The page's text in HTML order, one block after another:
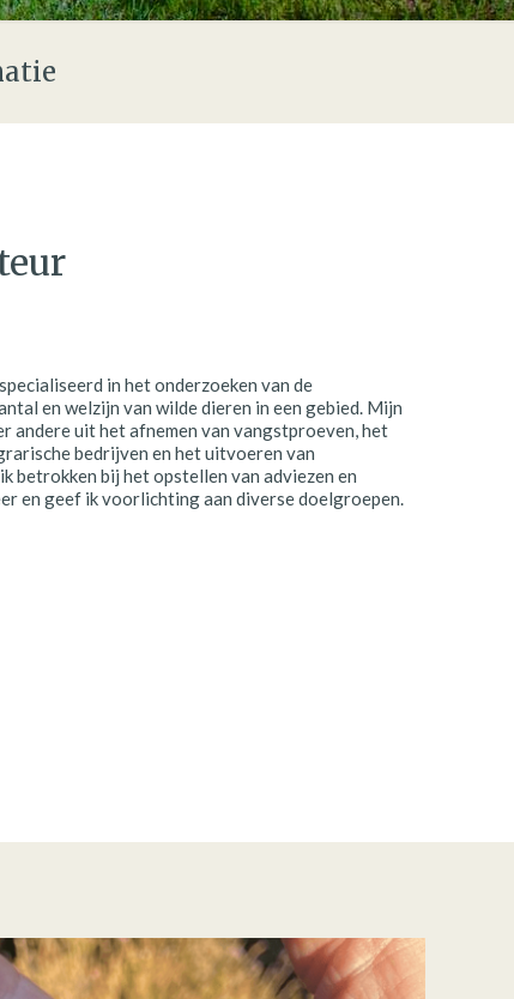
in het onderzoeken van de
en welzijn van wilde dieren in een gebied. Mijn
andere uit het afnemen van vangstproeven, het
bedrijven en het uitvoeren van
betrokken bij het opstellen van adviezen en
en geef ik voorlichting aan diverse doelgroepen.